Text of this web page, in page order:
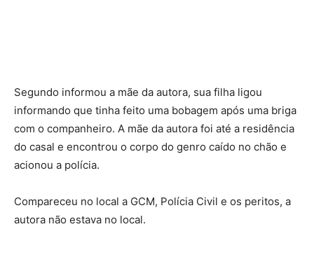
Segundo informou a mãe da autora, sua filha ligou
informando que tinha feito uma bobagem após uma briga
com o companheiro. A mãe da autora foi até a residência
do casal e encontrou o corpo do genro caído no chão e
acionou a polícia.
Compareceu no local a GCM, Polícia Civil e os peritos, a
autora não estava no local.